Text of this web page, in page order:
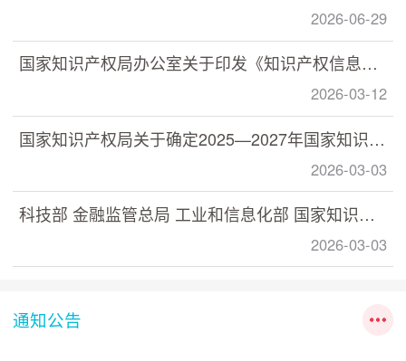
2026-06-29
国家知识产权局办公室关于印发《知识产权信息分析利用指南》的通知
2026-03-12
国家知识产权局关于确定2025—2027年国家知识产权强国建设示范创建对象的通知
2026-03-03
科技部 金融监管总局 工业和信息化部 国家知识产权局印发《关于加快推动科技保险高质量发展 有力支撑高水平科技自立自强的若干意见》的通知
2026-03-03
通知公告